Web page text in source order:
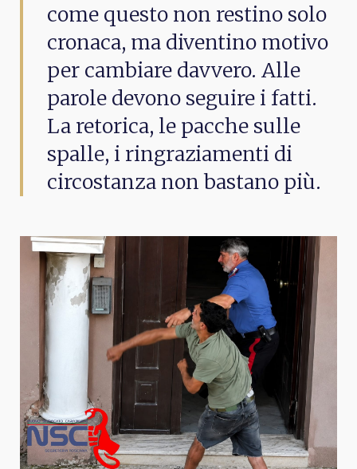
come questo non restino solo
cronaca, ma diventino motivo
per cambiare davvero. Alle
parole devono seguire i fatti.
La retorica, le pacche sulle
spalle, i ringraziamenti di
circostanza non bastano più.